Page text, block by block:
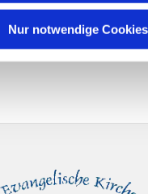
Nur notwendige Cookies